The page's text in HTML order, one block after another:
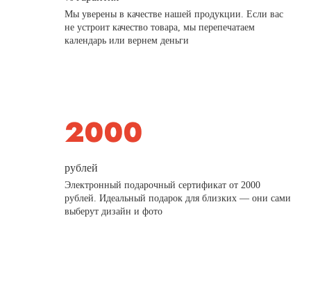
Мы уверены в качестве нашей продукции. Если вас
не устроит качество товара, мы перепечатаем
календарь или вернем деньги
рублей
Электронный подарочный сертификат от 2000
рублей. Идеальный подарок для близких — они сами
выберут дизайн и фото